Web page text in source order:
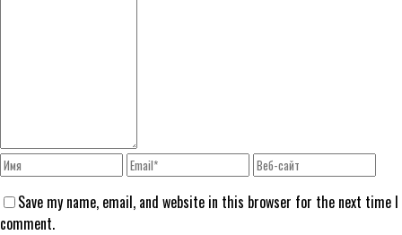
Save my name, email, and website in this browser for the next time I
comment.